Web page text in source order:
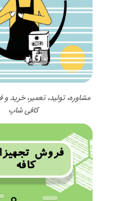
مشاوره، تولید، تعمیر، خرید
کافی شاپ